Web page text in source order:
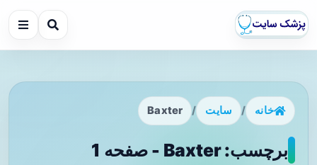
خانه / سایت /
Baxter
برچسب: Baxter - صفحه 1